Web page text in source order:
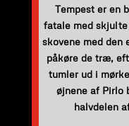
Tempest er en
fatale med
skovene med den
påkøre de træ,
tumler ud i
øjnene af Pirlo
halvdelen